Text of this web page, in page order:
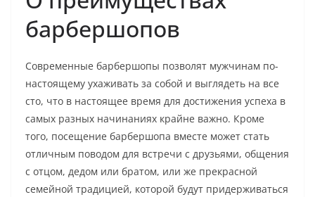
барбершопов
Современные барбершопы позволят мужчинам по-
настоящему ухаживать за собой и выглядеть на все
сто, что в настоящее время для достижения успеха в
самых разных начинаниях крайне важно. Кроме
того, посещение барбершопа вместе может стать
отличным поводом для встречи с друзьями, общения
с отцом, дедом или братом, или же прекрасной
семейной традицией, которой будут придерживаться